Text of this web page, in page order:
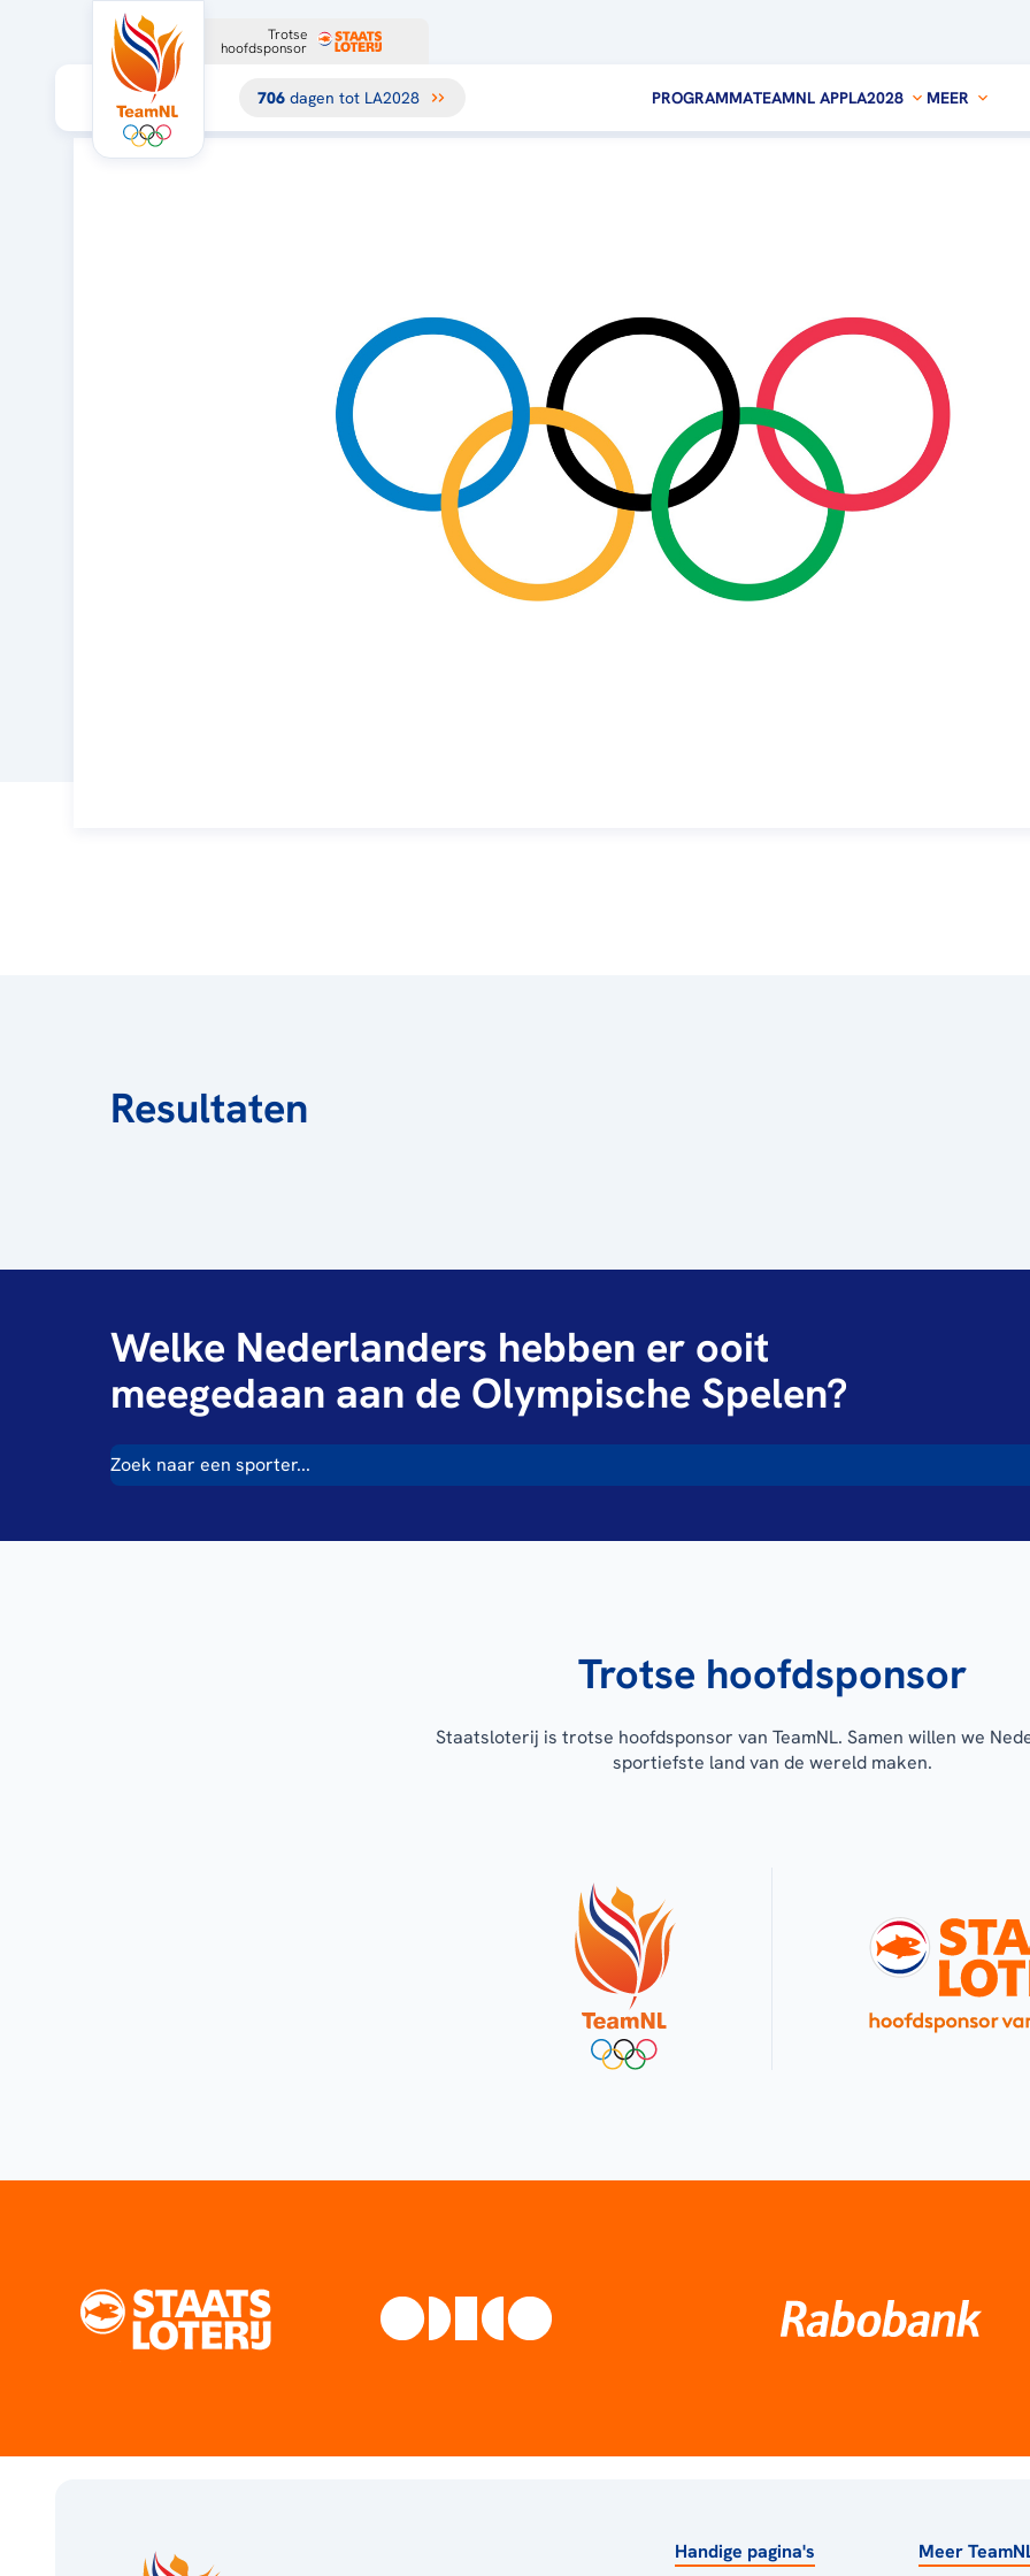
Trotse
hoofdsponsor
706 dagen tot LA2028 PROGRAMMATEAMNL APPLA2028 MEER
Resultaten
Welke Nederlanders hebben er ooit
meegedaan aan de Olympische Spelen?
Trotse hoofdsponsor
Staatsloterij is trotse hoofdsponsor van TeamNL. Samen willen we
sportiefste land van de wereld maken.
Handige pagina's Meer